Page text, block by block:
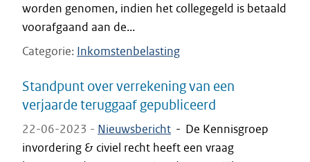
worden genomen, indien het collegegeld is betaald
voorafgaand aan de...
Categorie Inkomstenbelasting
Standpunt over verrekening van een
verjaarde teruggaaf gepubliceerd
22-06-2023 - Nieuwsbericht - De Kennisgroep
invordering & civiel recht heeft een vraag